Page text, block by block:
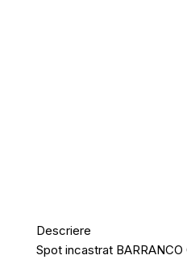
Descriere
Spot incastrat